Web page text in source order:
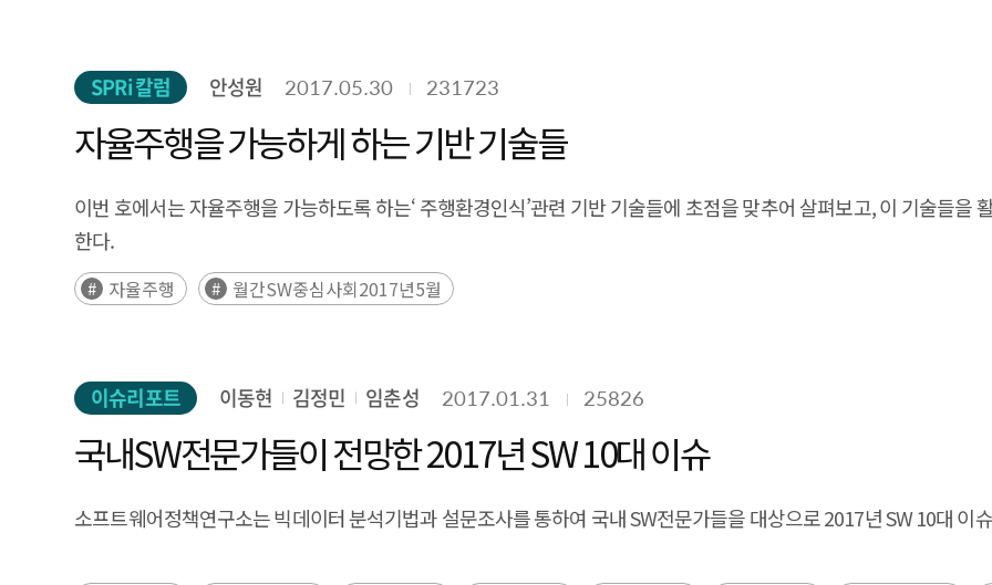
SPRi 칼럼 안성원 2017.05.30 231723
자율주행을 가능하게 하는 기반 기술들
이번 호에서는 자율주행을 가능하도록 하는‘ 주행환경인식’관련 기반 기술들에 초점을 맞추어 살펴보고, 이 기술들을
한다.
자율주행 월간SW중심사회2017년5월
이슈리포트 이동현 김정민 임춘성 2017.01.31 25826
국내SW전문가들이 전망한 2017년 SW 10대 이슈
소프트웨어정책연구소는 빅데이터 분석기법과 설문조사를 통하여 국내 SW전문가들을 대상으로 2017년 SW 10대 이